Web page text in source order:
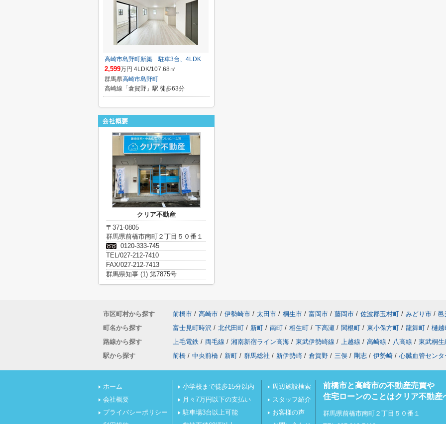
高崎市島野町新築 駐車3台、4LDK
2,599万円 4LDK/107.68㎡
群馬県高崎市島野町
高崎線「倉賀野」駅 徒歩63分
クリア不動産
〒371-0805
群馬県前橋市南町２丁目５０番１
0120-333-745
TEL/027-212-7410
FAX/027-212-7413
群馬県知事 (1) 第7875号
市区町村から探す 前橋市 / 高崎市 / 伊勢崎市 / 太田市 / 桐生市 / 富岡市 / 藤岡市 / 佐波郡玉村町 / みどり市 / 邑
町名から探す
富士見町時沢 / 北代田町 / 新町 / 南町 / 相生町 / 下高瀬 / 関根町 / 東小保方町 / 龍舞町 / 樋越
路線から探す
上毛電鉄 / 両毛線 / 湘南新宿ライン高海 / 東武伊勢崎線 / 上越線 / 高崎線 / 八高線 / 東武桐生
駅から探す
前橋 / 中央前橋 / 新町 / 群馬総社 / 新伊勢崎 / 倉賀野 / 三俣 / 剛志 / 伊勢崎 / 心臓血管センタ
ホーム
会社概要
プライバシーポリシー
小学校まで徒歩15分以内
月々7万円以下の支払い
駐車場3台以上可能
周辺施設検索
スタッフ紹介
お客様の声
前橋市と高崎市の不動産売買や
住宅ローンのことはクリア不動産
群馬県前橋市南町２丁目５０番１